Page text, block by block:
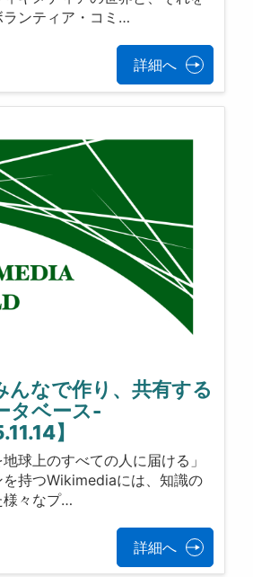
ンティア・コミ…
詳細へ
なで作り、共有する
タベース-
】
地球上のすべての人に届ける」
を持つWikimediaには、知識の
様々なプ…
詳細へ